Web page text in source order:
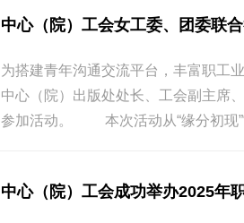
中心（院）工会女工委、团委联
为搭建青年沟通交流平台，丰富职工
中心（院）出版处处长、工会副主席
参加活动。 本次活动从“缘分初现”“
中心（院）工会成功举办2025年